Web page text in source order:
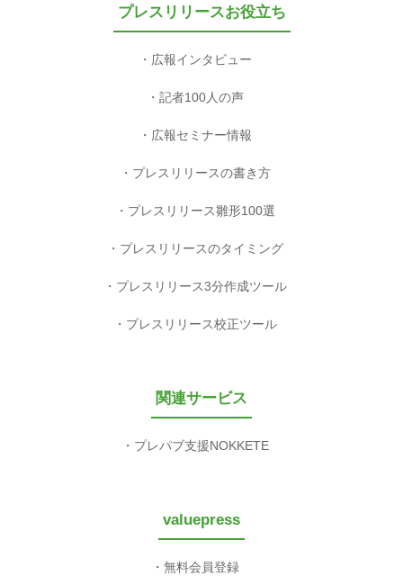
プレスリリースお役立ち
広報インタビュー
記者100人の声
広報セミナー情報
プレスリリースの書き方
プレスリリース雛形100選
プレスリリースのタイミング
プレスリリース3分作成ツール
プレスリリース校正ツール
関連サービス
プレパブ支援NOKKETE
valuepress
無料会員登録